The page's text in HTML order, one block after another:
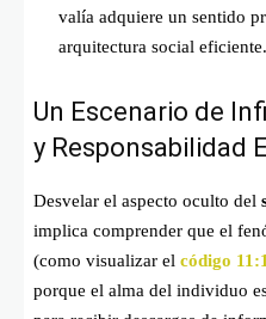
valía adquiere un sentido
arquitectura social eficiente.
Un Escenario de
y Responsabilidad
Desvelar el aspecto oculto del
implica comprender que el
(como visualizar el código
porque el alma del individuo